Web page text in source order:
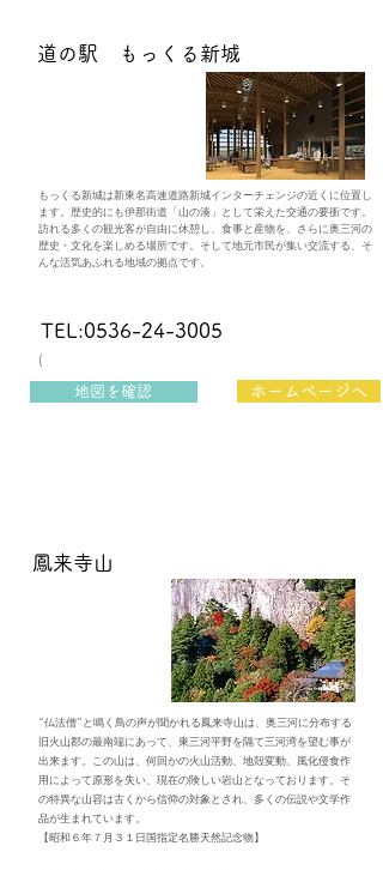
“仏法僧”と鳴く鳥の声が聞かれる鳳来寺山は、奥三河に分布する
旧火山郡の最南端にあって、東三河平野を隔て三河湾を望む事が
出来ます。この山は、何回かの火山活動、地殻変動、風化侵食作
用によって原形を失い、現在の険しい岩山となっております。そ
の特異な山容は古くから信仰の対象とされ、多くの伝説や文学作
品が生まれています。
​【昭和６年７月３１日国指定名勝天然記念物】
​鳳来寺山
地図を確認
もっくる新城は新東名高速道路新城インターチェンジの近くに位置し
ます。歴史的にも伊那街道「山の湊」として栄えた交通の要衝です。
訪れる多くの観光客が自由に休憩し、食事と産物を、さらに奥三河の
歴史・文化を楽しめる場所です。そして地元市民が集い交流する、そ
んな活気あふれる地域の拠点です。
​道の駅 もっくる新城
TEL:0536-24-3005
(
ホームページへ